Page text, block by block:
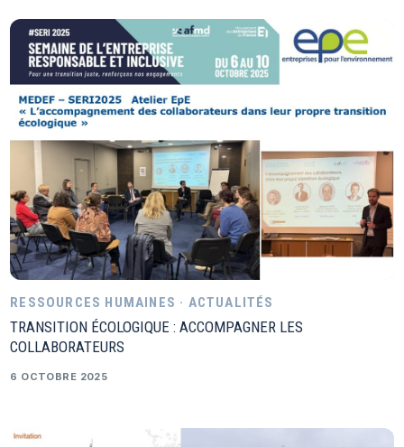
RESSOURCES HUMAINES · ACTUALITÉS
TRANSITION ÉCOLOGIQUE : ACCOMPAGNER LES
COLLABORATEURS
6 OCTOBRE 2025